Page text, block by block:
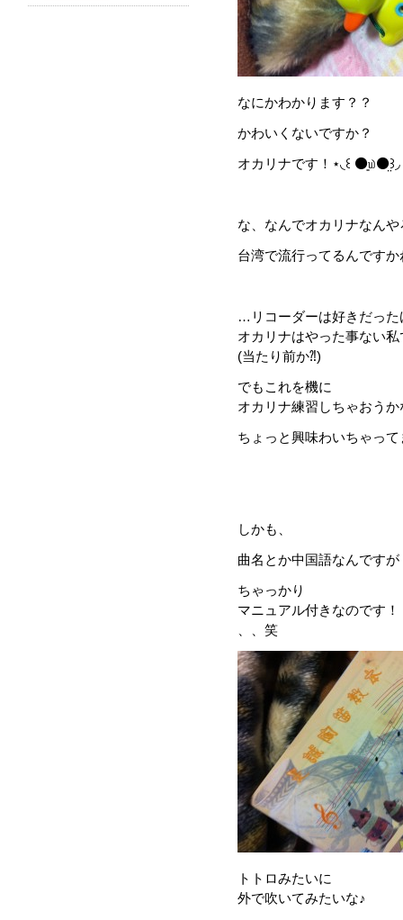
なにかわかります？？
かわいくないですか？
オカリナです！⋆◟꒰
な、なんでオカリナなん
台湾で流行ってるんですか
…リコーダーは好きだった
オカリナはやった事ない私
(当たり前か⁈)
でもこれを機に
オカリナ練習しちゃおう
ちょっと興味わいちゃっ
しかも、
曲名とか中国語なんですが
ちゃっかり
マニュアル付きなのです！
、、笑
トトロみたいに
外で吹いてみたいな♪